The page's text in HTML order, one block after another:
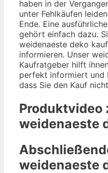
haben in der
unter Fehlkäufen
Ende. Eine
gehört einfach dazu.
weidenaeste deko
informieren. Unser
Kaufratgeber hilft
perfekt informiert und
dass Sie den Kauf
Produktvideo
weidenaeste
weidenaeste